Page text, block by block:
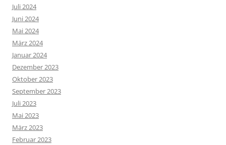
Juli 2024
Juni 2024
Mai 2024
März 2024
Januar 2024
Dezember 2023
Oktober 2023
September 2023
Juli 2023
Mai 2023
März 2023
Februar 2023